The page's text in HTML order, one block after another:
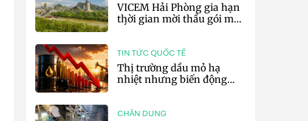
VICEM Hải Phòng gia hạn
thời gian mời thầu gói mua
TIN TỨC QUỐC TẾ
Thị trường dầu mỏ hạ
nhiệt nhưng biến động
CHÂN DUNG